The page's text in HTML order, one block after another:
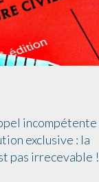
incompétente
exclusive : la
pas irrecevable !